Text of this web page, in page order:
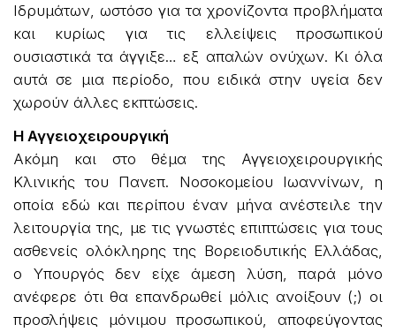
Ιδρυμάτων, ωστόσο για τα χρονίζοντα προβλήματα
και κυρίως για τις ελλείψεις προσωπικού
ουσιαστικά τα άγγιξε… εξ απαλών ονύχων. Κι όλα
αυτά σε μια περίοδο, που ειδικά στην υγεία δεν
χωρούν άλλες εκπτώσεις.
Η Αγγειοχειρουργική
Ακόμη και στο θέμα της Αγγειοχειρουργικής
Κλινικής του Πανεπ. Νοσοκομείου Ιωαννίνων, η
οποία εδώ και περίπου έναν μήνα ανέστειλε την
λειτουργία της, με τις γνωστές επιπτώσεις για τους
ασθενείς ολόκληρης της Βορειοδυτικής Ελλάδας,
ο Υπουργός δεν είχε άμεση λύση, παρά μόνο
ανέφερε ότι θα επανδρωθεί μόλις ανοίξουν (;) οι
προσλήψεις μόνιμου προσωπικού, αποφεύγοντας